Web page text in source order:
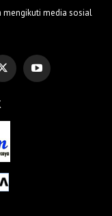
mengikuti media sosial